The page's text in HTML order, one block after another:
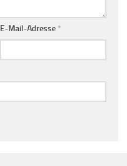
E-Mail-Adresse *